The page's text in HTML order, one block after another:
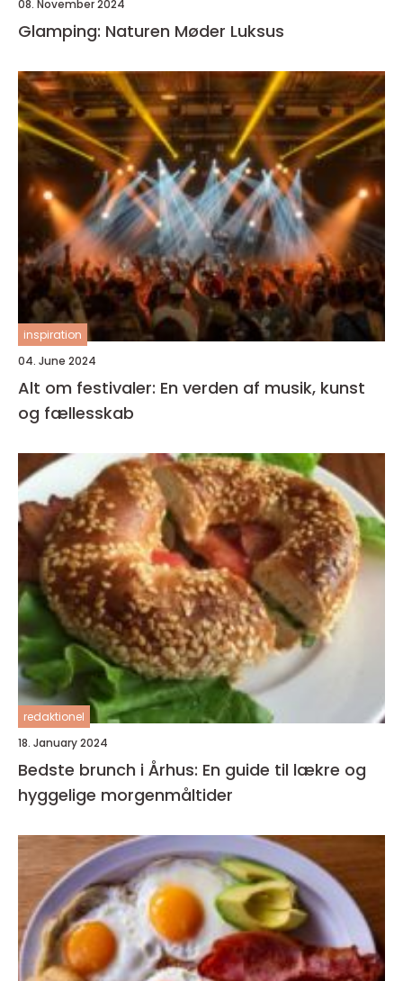
08. November 2024
Glamping: Naturen Møder Luksus
inspiration
04. June 2024
Alt om festivaler: En verden af musik, kunst
og fællesskab
redaktionel
18. January 2024
Bedste brunch i Århus: En guide til lækre og
hyggelige morgenmåltider